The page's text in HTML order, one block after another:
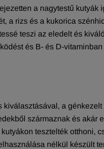
a nagytestű kutyák
a rizs és a kukorica
teszi az eledelt és
és B- és D-vitaminban
a
származnak és akár
tesztelték otthoni,
nélkül készült